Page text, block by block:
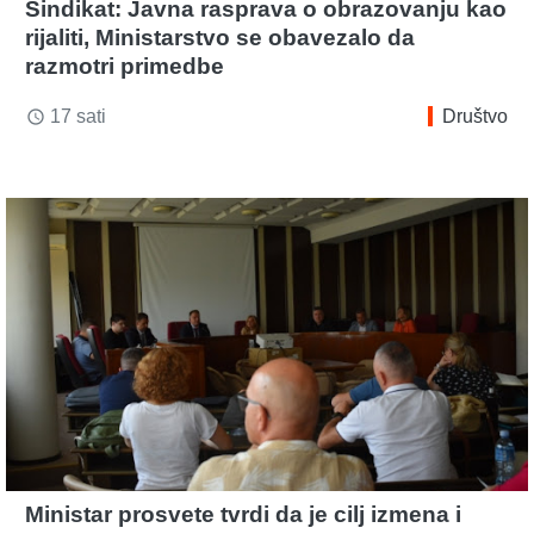
Sindikat: Javna rasprava o obrazovanju kao
rijaliti, Ministarstvo se obavezalo da
razmotri primedbe
access_time 17 sati Društvo
Ministar prosvete tvrdi da je cilj izmena i